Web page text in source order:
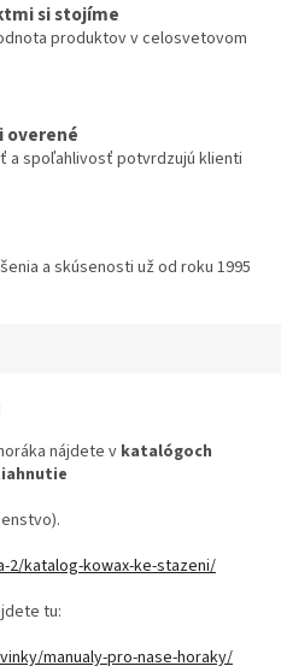
si stojíme
produktov v celosvetovom
overené
a spoľahlivosť potvrdzujú klienti
a skúsenosti už od roku 1995
nájdete v katalógoch
katalog-kowax-ke-stazeni/
tu:
manualy-pro-nase-horaky/